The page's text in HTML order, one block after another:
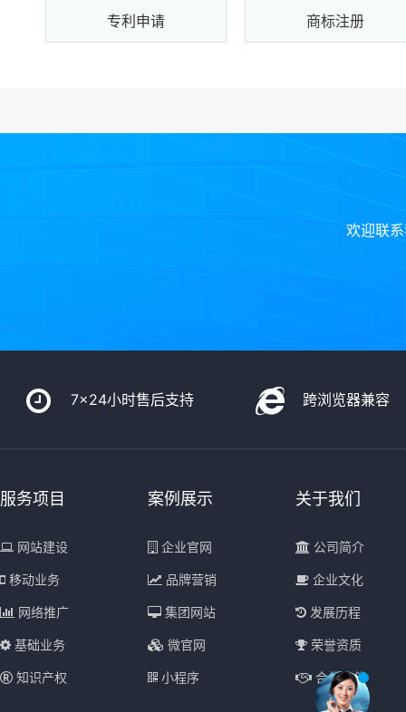
专利申请 商标注册
欢迎联
7x24小时售后支持 跨浏览器兼容
服务项目
网站建设
移动业务
网络推广
基础业务
知识产权
案例展示
企业官网
品牌营销
集团网站
微官网
小程序
关于我们
公司简介
企业文化
发展历程
荣誉资质
合作伙伴